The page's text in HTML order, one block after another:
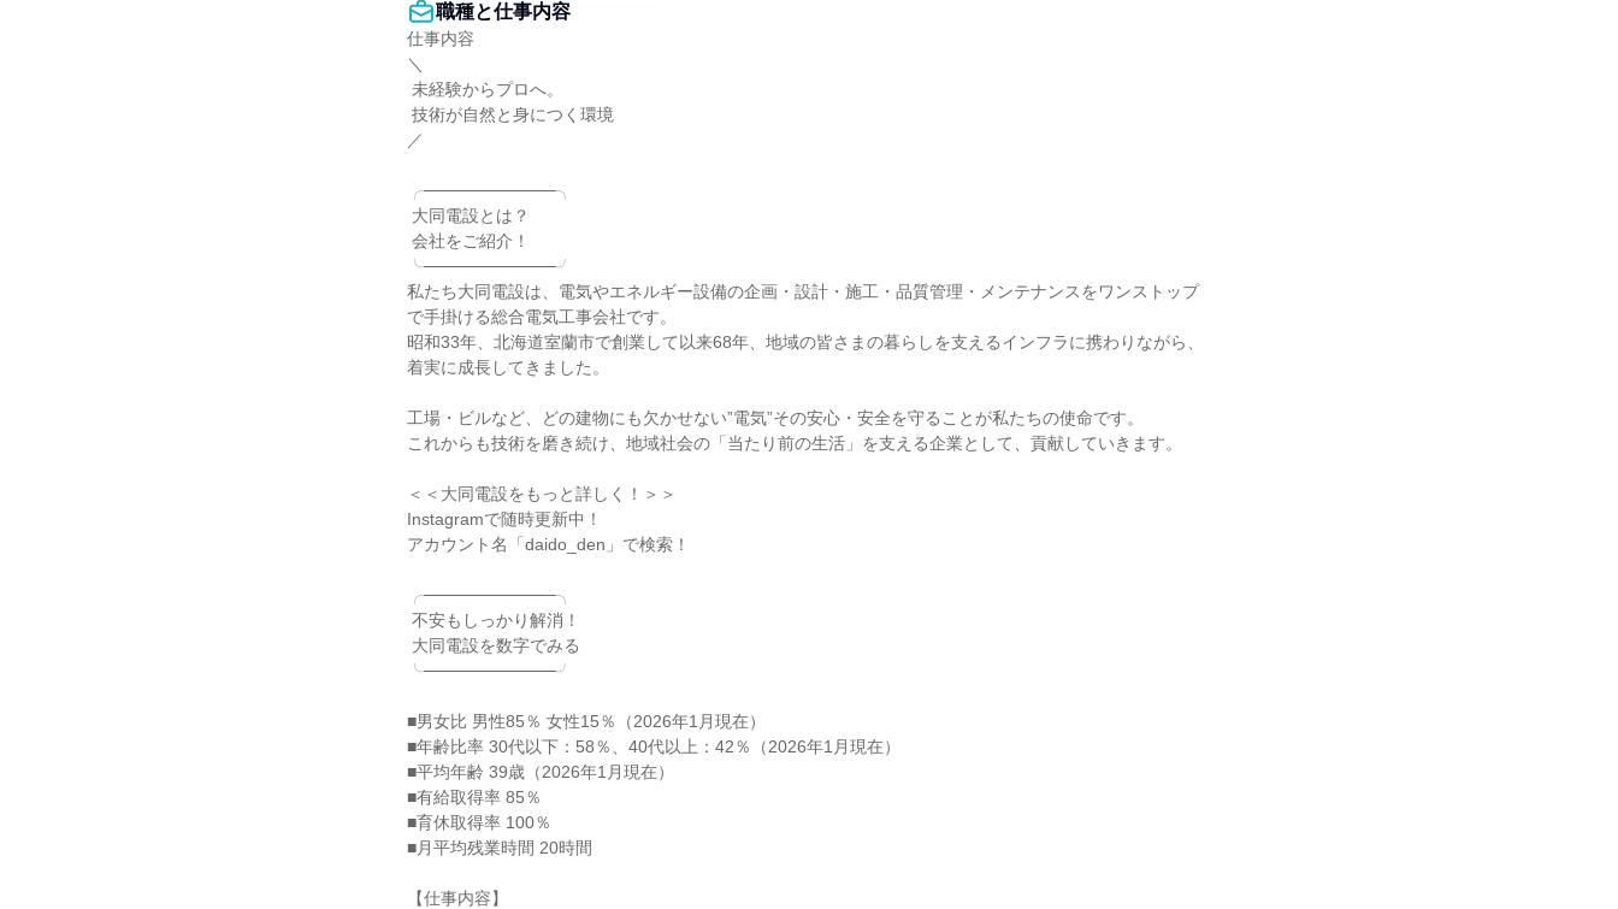
職種と仕事内容
仕事内容
＼
／
╭───────────╮
╰───────────╯
私たち大同電設は、電気やエネルギー設備の企画・設計・施工・品質管理・メンテナンスをワンストップ
で手掛ける総合電気工事会社です。
昭和33年、北海道室蘭市で創業して以来68年、地域の皆さまの暮らしを支えるインフラに携わりながら、
着実に成長してきました。
工場・ビルなど、どの建物にも欠かせない”電気”その安心・安全を守ることが私たちの使命です。
これからも技術を磨き続け、地域社会の「当たり前の生活」を支える企業として、貢献していきます。
＜＜大同電設をもっと詳しく！＞＞
Instagramで随時更新中！
アカウント名「daido_den」で検索！
╭───────────╮
╰───────────╯
■男女比 男性85％ 女性15％（2026年1月現在）
■年齢比率 30代以下：58％、40代以上：42％（2026年1月現在）
■平均年齢 39歳（2026年1月現在）
■有給取得率 85％
■育休取得率 100％
■月平均残業時間 20時間
【仕事内容】